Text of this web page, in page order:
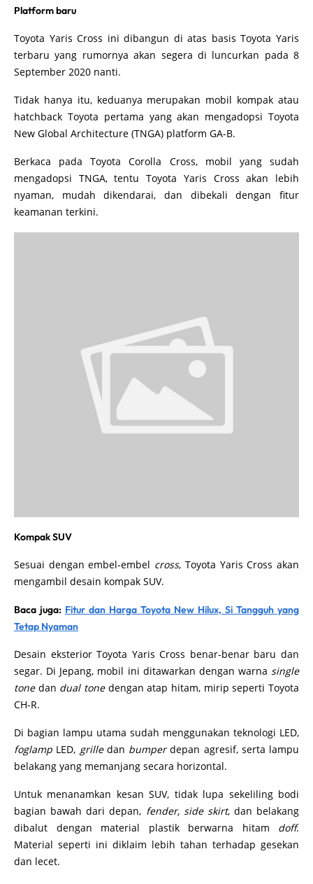
Platform baru
Toyota Yaris Cross ini dibangun di atas basis Toyota Yaris
terbaru yang rumornya akan segera di luncurkan pada 8
September 2020 nanti.
Tidak hanya itu, keduanya merupakan mobil kompak atau
hatchback Toyota pertama yang akan mengadopsi Toyota
New Global Architecture (TNGA) platform GA-B.
Berkaca pada Toyota Corolla Cross, mobil yang sudah
mengadopsi TNGA, tentu Toyota Yaris Cross akan lebih
nyaman, mudah dikendarai, dan dibekali dengan fitur
keamanan terkini.
Kompak SUV
Sesuai dengan embel-embel cross, Toyota Yaris Cross akan
mengambil desain kompak SUV.
Baca juga: Fitur dan Harga Toyota New Hilux, Si Tangguh yang
Tetap Nyaman
Desain eksterior Toyota Yaris Cross benar-benar baru dan
segar. Di Jepang, mobil ini ditawarkan dengan warna single
tonedan dual tonedengan atap hitam, mirip seperti Toyota
CH-R.
Di bagian lampu utama sudah menggunakan teknologi LED,
foglamp LED, grilledan bumperdepan agresif, serta lampu
belakang yang memanjang secara horizontal.
Untuk menanamkan kesan SUV, tidak lupa sekeliling bodi
bagian bawah dari depan, fender, side skirt, dan belakang
dibalut dengan material plastik berwarna hitam doff.
Material seperti ini diklaim lebih tahan terhadap gesekan
dan lecet.